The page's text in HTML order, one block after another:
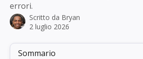
errori.
Scritto da Bryan
2 luglio 2026
Sommario